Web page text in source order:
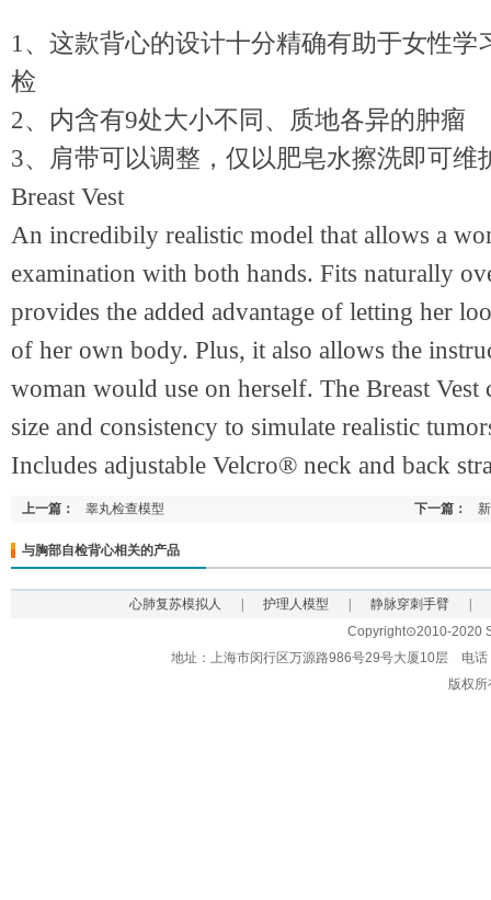
1、这款背心的设计十分精确有助于女性
检
2、内含有9处大小不同、质地各异的肿瘤
3、肩带可以调整，仅以肥皂水擦洗即可维
Breast Vest
An incredibily realistic model that allows a
examination with both hands. Fits naturally
provides the added advantage of letting her
of her own body. Plus, it also allows the
woman would use on herself. The Breast
size and consistency to simulate realistic
Includes adjustable Velcro® neck and back
上一篇： 睾丸检查模型 下一篇：
与胸部自检背心相关的产品
心肺复苏模拟人 护理人模型 静脉穿刺手臂
Copyright⊙2010-2020
地址：上海市闵行区万源路986号29号大厦10层 电
版权